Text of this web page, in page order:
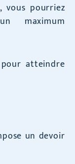
vous pourriez
maximum
atteindre
un devoir